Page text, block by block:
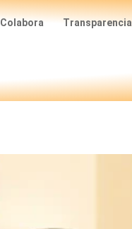
Colabora Transparencia